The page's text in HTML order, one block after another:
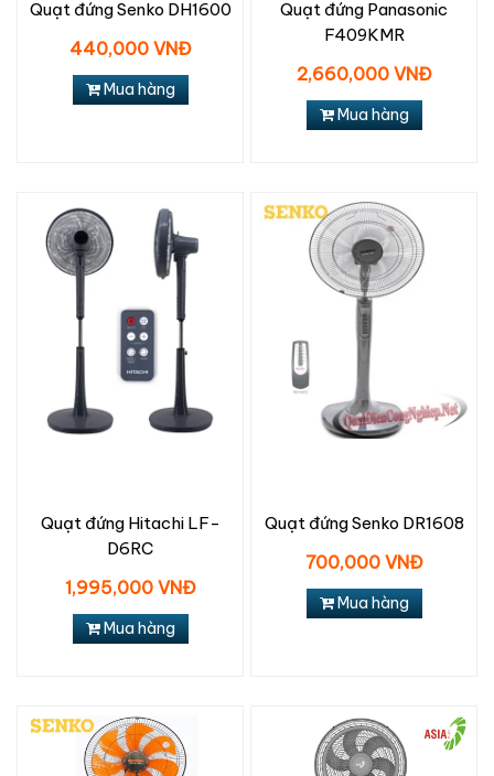
Quạt đứng Senko DH1600
440,000 VNĐ
Mua hàng
Quạt đứng Panasonic
F409KMR
2,660,000 VNĐ
Mua hàng
Quạt đứng Hitachi LF-
D6RC
1,995,000 VNĐ
Mua hàng
Quạt đứng Senko DR1608
700,000 VNĐ
Mua hàng